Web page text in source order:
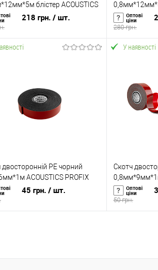
блістер ACOUSTICS
(50212B)218 грн. / шт.
порівняння
вибране
У наявності
(50212)
Оптові
ціни
280 грн.
Купити в 1
У вибране
двосторонній PE чорний
ACOUSTICS PROFIX
45 грн. / шт.
У наявності
Скотч
(10029)
Оптові
ціни
50 грн.